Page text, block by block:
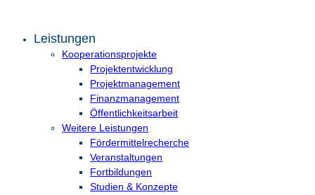
Leistungen
Kooperationsprojekte
Projektentwicklung
Projektmanagement
Finanzmanagement
Öffentlichkeitsarbeit
Weitere Leistungen
Fördermittelrecherche
Veranstaltungen
Fortbildungen
Studien & Konzepte